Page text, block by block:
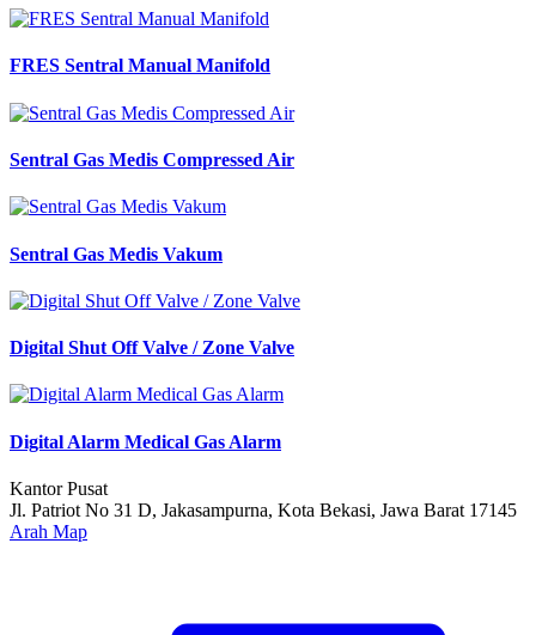
FRES Sentral Manual Manifold
Sentral Gas Medis Compressed Air
Sentral Gas Medis Vakum
Digital Shut Off Valve / Zone Valve
Digital Alarm Medical Gas Alarm
Kantor Pusat
Jl. Patriot No 31 D, Jakasampurna, Kota Bekasi, Jawa Barat 17145
Arah Map